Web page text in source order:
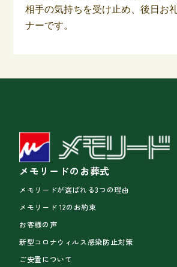
相手の気持ちを受け止め、後日お
ナーです。
メモリードのお葬式
メモリードが選ばれる3つの理由
メモリード 12のお約束
お客様の声
新型コロナウィルス感染防止対策
ご安置について